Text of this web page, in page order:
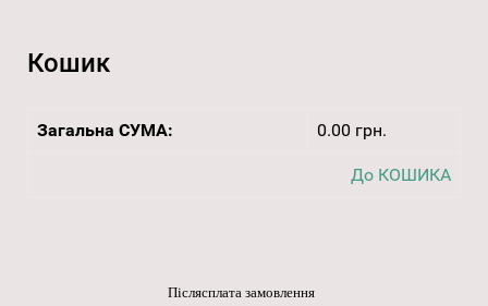
Кошик
Загальна СУМА: 0.00 грн.
До КОШИКА
Післясплата замовлення